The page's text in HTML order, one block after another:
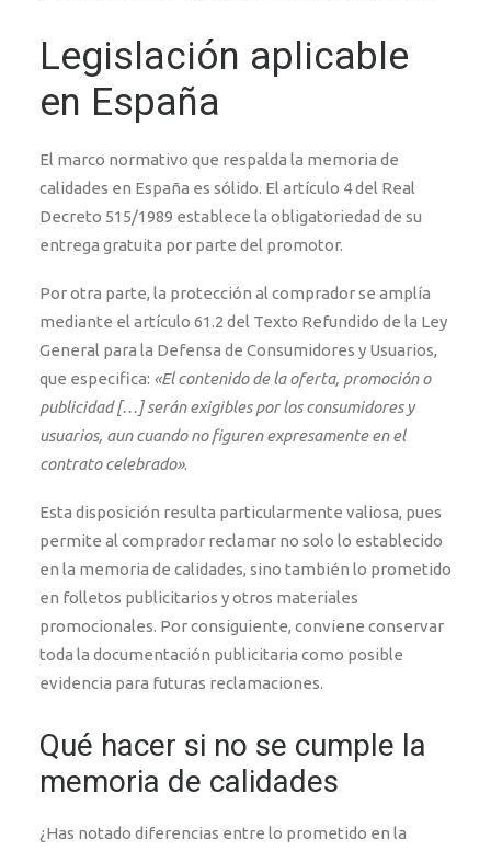
Legislación aplicable
en España
El marco normativo que respalda la memoria de
calidades en España es sólido. El artículo 4 del Real
Decreto 515/1989 establece la obligatoriedad de su
entrega gratuita por parte del promotor.
Por otra parte, la protección al comprador se amplía
mediante el artículo 61.2 del Texto Refundido de la Ley
General para la Defensa de Consumidores y Usuarios,
que especifica: «El contenido de la oferta, promoción o
publicidad […] serán exigibles por los consumidores y
usuarios, aun cuando no figuren expresamente en el
contrato celebrado».
Esta disposición resulta particularmente valiosa, pues
permite al comprador reclamar no solo lo establecido
en la memoria de calidades, sino también lo prometido
en folletos publicitarios y otros materiales
promocionales. Por consiguiente, conviene conservar
toda la documentación publicitaria como posible
evidencia para futuras reclamaciones.
Qué hacer si no se cumple la
memoria de calidades
¿Has notado diferencias entre lo prometido en la